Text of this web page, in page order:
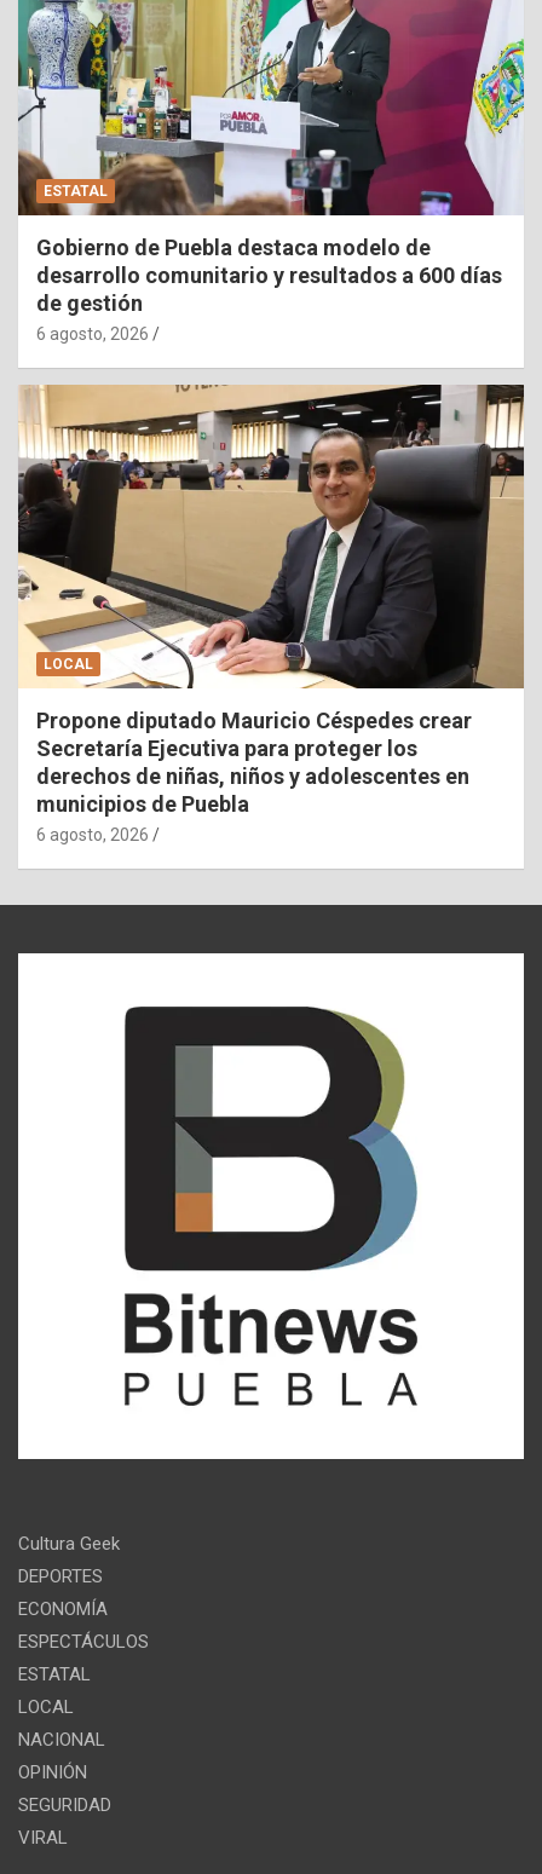
ESTATAL
Gobierno de Puebla destaca modelo de
desarrollo comunitario y resultados a 600 días
de gestión
6 agosto, 2026
LOCAL
Propone diputado Mauricio Céspedes crear
Secretaría Ejecutiva para proteger los
derechos de niñas, niños y adolescentes en
municipios de Puebla
6 agosto, 2026
Cultura Geek
DEPORTES
ECONOMÍA
ESPECTÁCULOS
ESTATAL
LOCAL
NACIONAL
OPINIÓN
SEGURIDAD
VIRAL